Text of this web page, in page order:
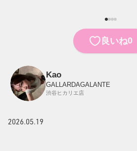
良いね0
Kao
GALLARDAGALANTE
渋谷ヒカリエ店
2026.05.19